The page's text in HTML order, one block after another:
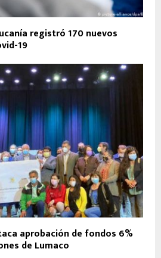
registró 170 nuevos
19
aprobación de fondos 6%
de Lumaco